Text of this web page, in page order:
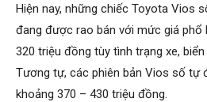
Hiện nay, những chiếc Toyota Vios
đang được rao bán với mức giá phổ
320 triệu đồng tùy tình trạng xe,
Tương tự, các phiên bản Vios số tự
khoảng 370 – 430 triệu đồng.